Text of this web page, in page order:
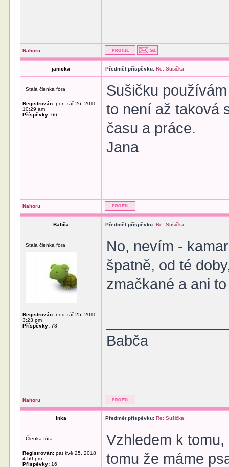
Nahoru
janicka Předmět příspěvku: Re: Sušička
Stálá členka fóra
Registrován: pon zář 26, 2011
10:29 am
Příspěvky: 66
Sušičku
to není až taková
času a práce.
Jana
Nahoru
Babča Předmět příspěvku: Re: Sušička
Stálá členka fóra
Registrován: ned zář 25, 2011
3:23 pm
Příspěvky: 78
No, nevím -
špatně, od té
zmačkané a ani
Babča
Nahoru
Inka Předmět příspěvku: Re: Sušička
Členka fóra
Registrován: pát kvě 25, 2018
4:50 pm
Příspěvky: 16
Vzhledem k
tomu že máme